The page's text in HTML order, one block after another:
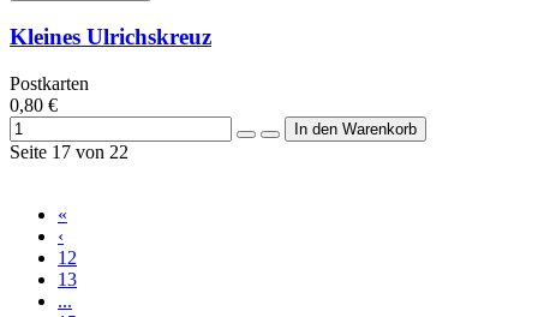
Kleines Ulrichskreuz
Postkarten
0,80 €
Seite 17 von 22
«
‹
12
13
...